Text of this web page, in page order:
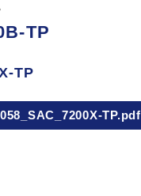
TP
TP
TP.pdf